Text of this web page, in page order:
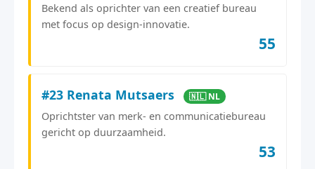
Bekend als oprichter van een creatief bureau
met focus op design-innovatie.
55
#23 Renata Mutsaers 🇳🇱 NL
Oprichtster van merk- en communicatiebureau
gericht op duurzaamheid.
53